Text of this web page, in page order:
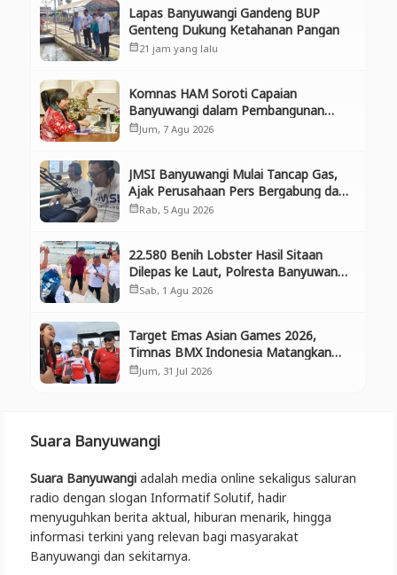
Lapas Banyuwangi Gandeng BUP
Genteng Dukung Ketahanan Pangan
calendar_month21 jam yang lalu
Komnas HAM Soroti Capaian
Banyuwangi dalam Pembangunan
Inklusif, Diusulkan Ikut Penilaian HAM
Nasional
calendar_monthJum, 7 Agu 2026
JMSI Banyuwangi Mulai Tancap Gas,
Ajak Perusahaan Pers Bergabung dan
Perkuat Kolaborasi
calendar_monthRab, 5 Agu 2026
22.580 Benih Lobster Hasil Sitaan
Dilepas ke Laut, Polresta Banyuwangi
Selamatkan Aset Negara dan
Ekosistem
calendar_monthSab, 1 Agu 2026
Target Emas Asian Games 2026,
Timnas BMX Indonesia Matangkan
Persiapan di Banyuwangi
calendar_monthJum, 31 Jul 2026
Suara Banyuwangi
Suara Banyuwangiadalah media online sekaligus saluran
radio dengan slogan Informatif Solutif, hadir
menyuguhkan berita aktual, hiburan menarik, hingga
informasi terkini yang relevan bagi masyarakat
Banyuwangi dan sekitarnya.